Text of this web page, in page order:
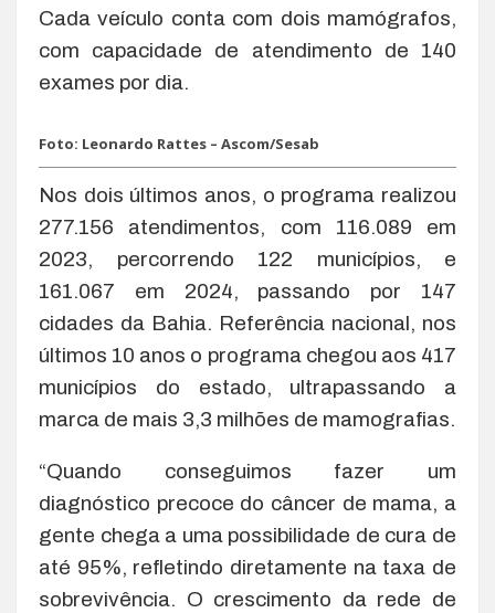
Cada veículo conta com dois mamógrafos,
com capacidade de atendimento de 140
exames por dia.
Foto: Leonardo Rattes – Ascom/Sesab
Nos dois últimos anos, o programa realizou
277.156 atendimentos, com 116.089 em
2023, percorrendo 122 municípios, e
161.067 em 2024, passando por 147
cidades da Bahia. Referência nacional, nos
últimos 10 anos o programa chegou aos 417
municípios do estado, ultrapassando a
marca de mais 3,3 milhões de mamografias.
“Quando conseguimos fazer um
diagnóstico precoce do câncer de mama, a
gente chega a uma possibilidade de cura de
até 95%, refletindo diretamente na taxa de
sobrevivência. O crescimento da rede de